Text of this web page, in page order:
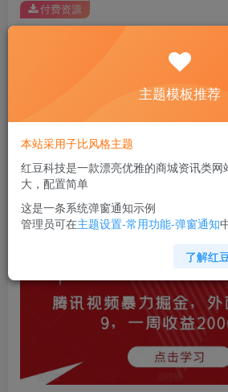
此内容为付费资源，请付费后查看
￥9.9
您当前未登录！建议登陆
付费资源
腾讯视频暴力掘金，外面收费899，一
主题模板推荐
本站采用子比风格主题
红豆科技是一款漂亮优雅的商城资讯类网
大，配置简单
这是一条系统弹窗通知示例
管理员可在主题设置-常用功能-弹窗通知
了解红